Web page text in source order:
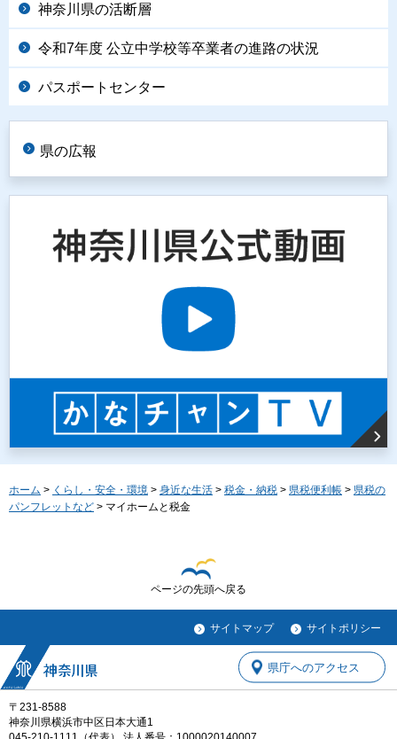
神奈川県の活断層
令和7年度 公立中学校等卒業者の進路の状況
パスポートセンター
県の広報
ホーム > くらし・安全・環境 > 身近な生活 > 税金・納税 > 県税便利帳 > 県税の
パンフレットなど > マイホームと税金
ページの先頭へ戻る
サイトマップ サイトポリシー
〒231-8588
神奈川県横浜市中区日本大通1
県庁へのアクセス